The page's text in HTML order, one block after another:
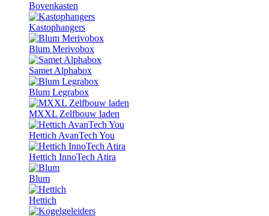
Bovenkasten
Kastophangers
Blum Merivobox
Samet Alphabox
Blum Legrabox
MXXL Zelfbouw laden
Hettich AvanTech You
Hettich InnoTech Atira
Blum
Hettich